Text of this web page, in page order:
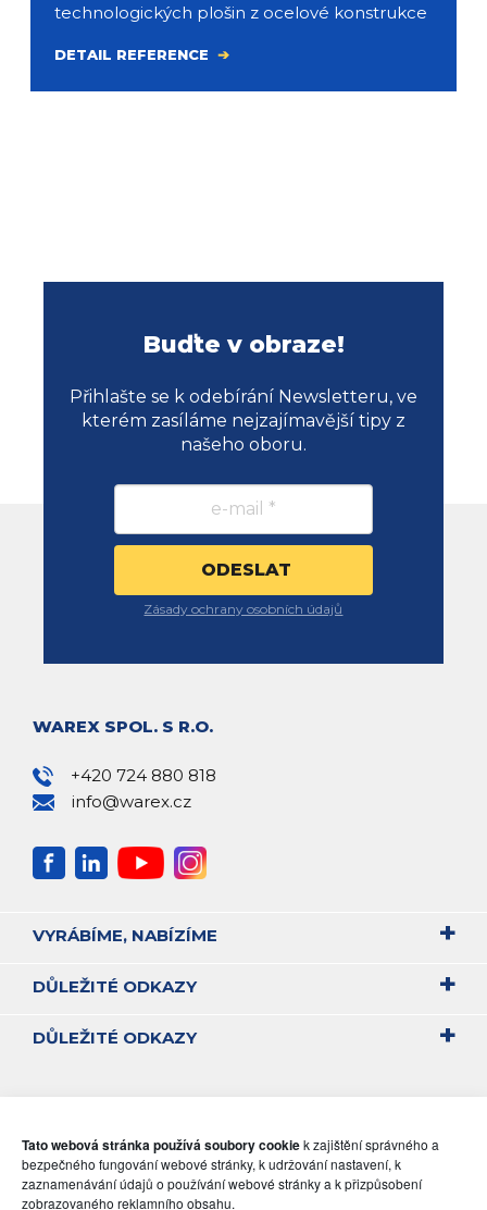
Tato webová stránka používá soubory cookiek zajištění správného a
bezpečného fungování webové stránky, k udržování nastavení, k
zaznamenávání údajů o používání webové stránky a k přizpůsobení
zobrazovaného reklamního obsahu.
technologických plošin z ocelové konstrukce
DETAIL REFERENCE
Buďte v obraze!
Přihlašte se k odebírání Newsletteru, ve
kterém zasíláme nejzajímavější tipy z
našeho oboru.
Zásady ochrany osobních údajů
WAREX SPOL. S R.O.
+420 724 880 818
info@warex.cz
VYRÁBÍME, NABÍZÍME
DŮLEŽITÉ ODKAZY
DŮLEŽITÉ ODKAZY